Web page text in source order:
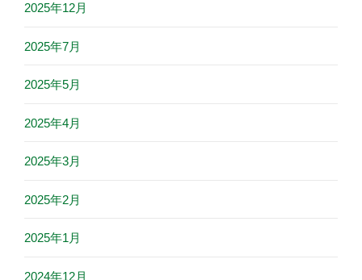
2025年12月
2025年7月
2025年5月
2025年4月
2025年3月
2025年2月
2025年1月
2024年12月